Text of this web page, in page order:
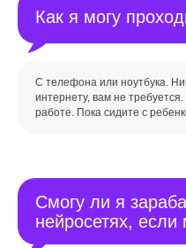
Как я могу
С телефона или ноутбука.
интернету, вам не
работе. Пока сидите с
Смогу ли я
нейросетях,